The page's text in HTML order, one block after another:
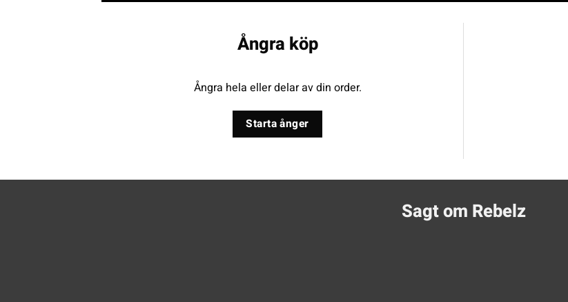
Ångra köp
Ångra hela eller delar av din order.
Starta ånger
Sagt om Rebelz